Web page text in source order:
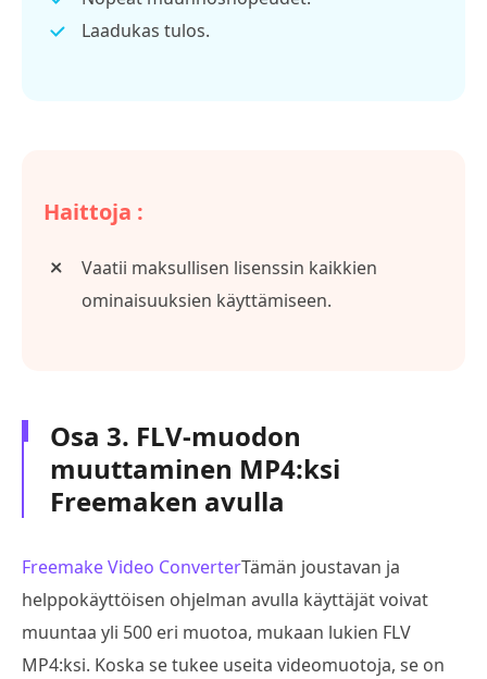
Laadukas tulos.
Haittoja :
Vaatii maksullisen lisenssin kaikkien
ominaisuuksien käyttämiseen.
Osa 3. FLV-muodon
muuttaminen MP4:ksi
Freemaken avulla
Freemake Video ConverterTämän joustavan ja
helppokäyttöisen ohjelman avulla käyttäjät voivat
muuntaa yli 500 eri muotoa, mukaan lukien FLV
MP4:ksi. Koska se tukee useita videomuotoja, se on